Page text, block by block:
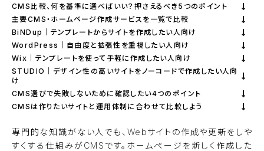
CMS比較、何を基準に選べばいい？押さえるべき5つのポイント
主要CMS・ホームページ作成サービスを一覧で比較
BiNDup｜テンプレートからサイトを作成したい人向け
WordPress｜自由度と拡張性を重視したい人向け
Wix｜テンプレートを使って手軽に作成したい人向け
STUDIO｜デザイン性の高いサイトをノーコードで作成したい人向
け
CMS選びで失敗しないために確認したい4つのポイント
CMSは作りたいサイトと運用体制に合わせて比較しよう
専門的な知識がない人でも、Webサイトの作成や更新をしや
すくする仕組みがCMSです。ホームページを新しく作成した